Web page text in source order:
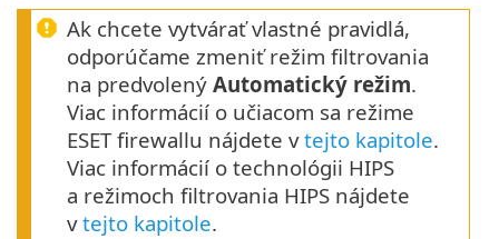
Ak chcete vytvárať vlastné pravidlá,
odporúčame zmeniť režim filtrovania
na predvolený Automatický režim.
Viac informácií o učiacom sa režime
ESET firewallu nájdete vtejto kapitole.
Viac informácií o technológii HIPS
a režimoch filtrovania HIPS nájdete
vtejto kapitole.